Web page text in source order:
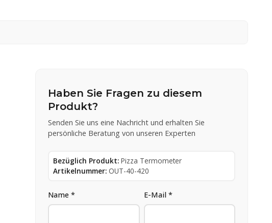
Haben Sie Fragen zu diesem
Produkt?
Senden Sie uns eine Nachricht und erhalten Sie
persönliche Beratung von unseren Experten
Bezüglich Produkt: Pizza Termometer
Artikelnummer: OUT-40-420
Name * E-Mail *